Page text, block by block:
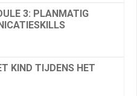
3: PLANMATIG
KIND TIJDENS HET